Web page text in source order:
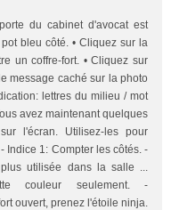
du cabinet d'avocat est
bleu côté. • Cliquez sur la
un coffre-fort. • Cliquez sur
message caché sur la photo
lettres du milieu / mot
avez maintenant quelques
l'écran. Utilisez-les pour
Indice 1: Compter les côtés. -
utilisée dans la salle ...
couleur seulement. -
ouvert, prenez l'étoile ninja.